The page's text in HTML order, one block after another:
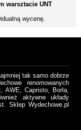
warsztacie UNT
wycenę.
tak samo dobrze
renomowanych
AWE, Capristo, Borla,
aktywne układy
Sklep Wydechowe.pl